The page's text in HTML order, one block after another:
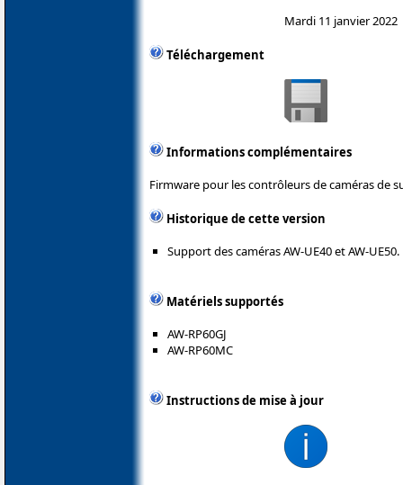
Mardi 11 janvier 2022
Téléchargement
Informations complémentaires
Firmware pour les contrôleurs de caméras de
Historique de cette version
Support des caméras AW-UE40 et AW-UE50.
Matériels supportés
AW-RP60GJ
AW-RP60MC
Instructions de mise à jour